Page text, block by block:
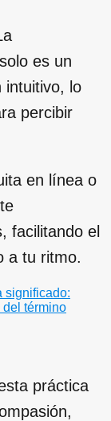
es un
intuitivo, lo
percibir
en línea o
facilitando el
a tu ritmo.
significado:
término
práctica